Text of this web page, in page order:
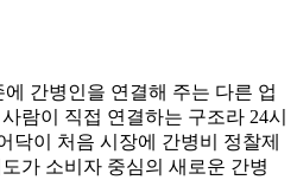
간병인을 연결해 주는 다른 업
람이 직접 연결하는 구조라 24시
닥이 처음 시장에 간병비 정찰제
가 소비자 중심의 새로운 간병